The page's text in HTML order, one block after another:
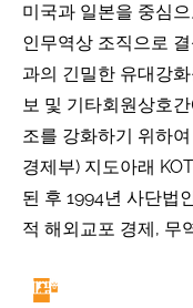
미국과 일본을 중심
인무역상 조직으로
과의 긴밀한 유대강
보 및 기타회원상호
조를 강화하기 위하
경제부) 지도아래
된 후 1994년 사단법
적 해외교포 경제, 무